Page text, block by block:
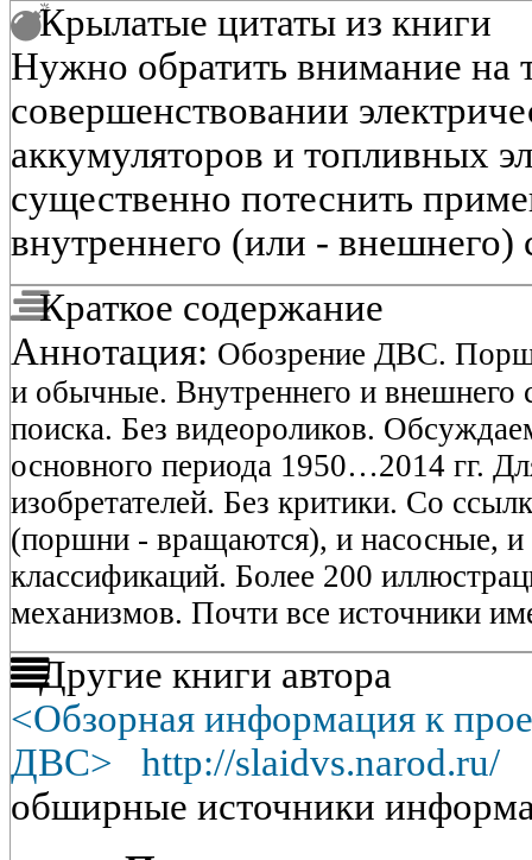
Крылатые цитаты из книги
Нужно обратить внимание на
совершенствовании
аккумуляторов и топливных
существенно потеснить
внутреннего (или -
Краткое содержание
Аннотация: Обозрение ДВС.
и обычные. Внутреннего и внешнего
поиска. Без видеороликов.
основного периода 1950…2014 гг.
изобретателей. Без критики. Со
(поршни - вращаются), и насосные, и
классификаций. Более 200
механизмов. Почти все источники
Другие книги автора
<Обзорная информация к
ДВС>
http://slaidvs.narod.ru/
обширные источники